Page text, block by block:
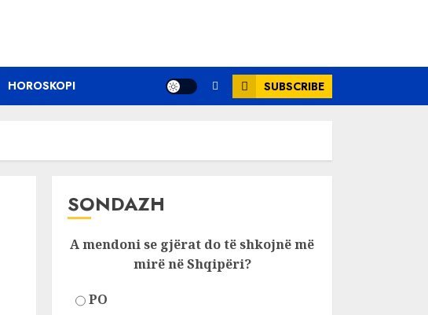
HOROSKOPI SUBSCRIBE
SONDAZH
A mendoni se gjërat do të shkojnë më
mirë në Shqipëri?
PO